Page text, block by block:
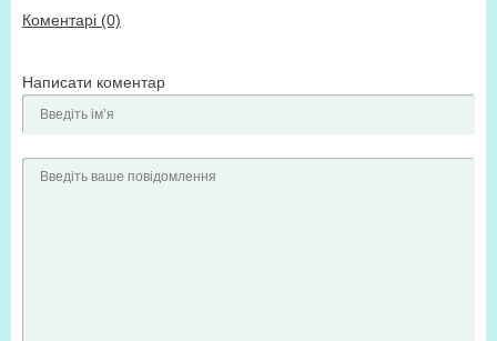
Коментарі (0)
Написати коментар